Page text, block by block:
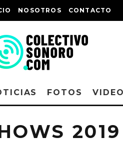
NOSOTROS CONTACTO
FOTOS
2019